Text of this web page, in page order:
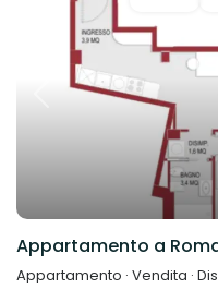
Appartamento a
Appartamento · Vendita ·